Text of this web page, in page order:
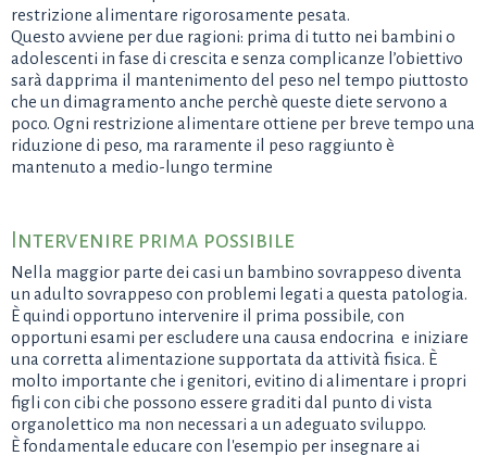
restrizione alimentare rigorosamente pesata.
Questo avviene per due ragioni: prima di tutto nei bambini o
adolescenti in fase di crescita e senza complicanze l’obiettivo
sarà dapprima il mantenimento del peso nel tempo piuttosto
che un dimagramento anche perchè queste diete servono a
poco. Ogni restrizione alimentare ottiene per breve tempo una
riduzione di peso, ma raramente il peso raggiunto è
mantenuto a medio-lungo termine
Intervenire prima possibile
Nella maggior parte dei casi un bambino sovrappeso diventa
un adulto sovrappeso con problemi legati a questa patologia.
È quindi opportuno intervenire il prima possibile, con
opportuni esami per escludere una causa endocrina e iniziare
una corretta alimentazione supportata da attività fisica. È
molto importante che i genitori, evitino di alimentare i propri
figli con cibi che possono essere graditi dal punto di vista
organolettico ma non necessari a un adeguato sviluppo.
È fondamentale educare con l'esempio per insegnare ai